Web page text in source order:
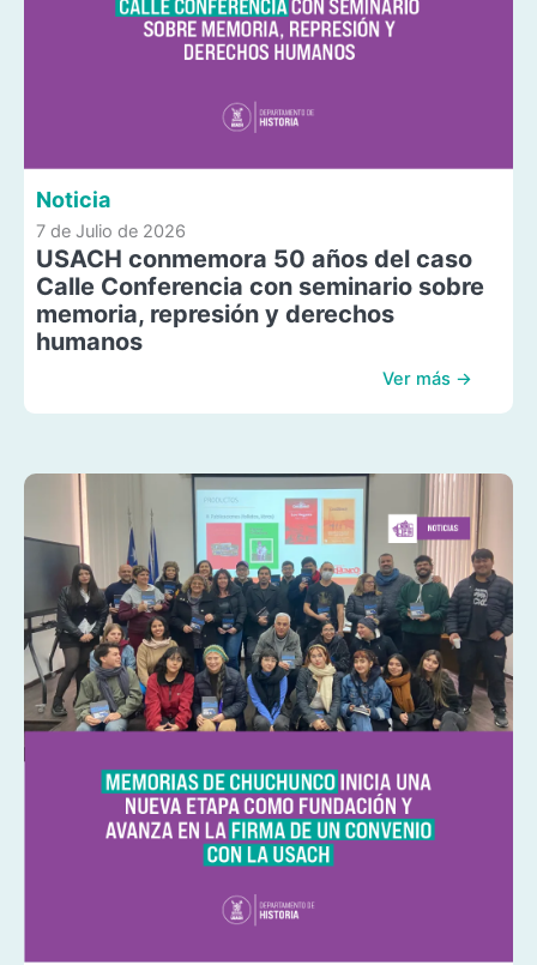
Noticia
7 de Julio de 2026
USACH conmemora 50 años del caso
Calle Conferencia con seminario sobre
memoria, represión y derechos
humanos
Ver más →